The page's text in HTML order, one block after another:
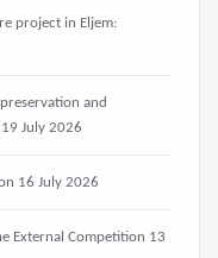
project in Eljem:
and
19 July 2026
16 July 2026
External Competition 13